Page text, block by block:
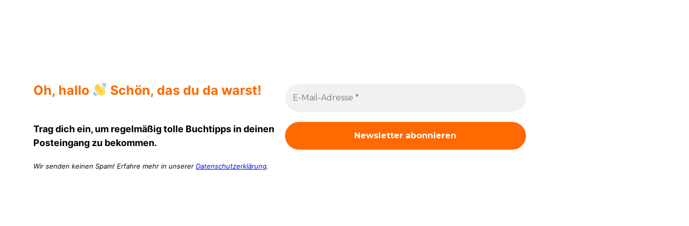
Oh, hallo Schön, das du da warst!
Trag dich ein, um regelmäßig tolle Buchtipps in deinen
Posteingang zu bekommen.
Wir senden keinen Spam! Erfahre mehr in unserer Datenschutzerklärung.